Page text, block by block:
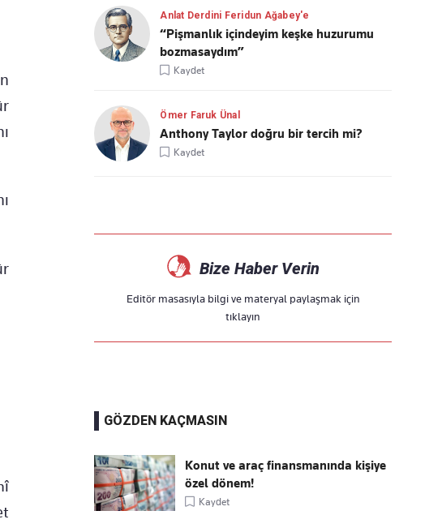
Anlat Derdini Feridun Ağabey'e
“Pişmanlık içindeyim keşke huzurumu
bozmasaydım”
Kaydet
Ömer Faruk Ünal
Anthony Taylor doğru bir tercih mi?
Kaydet
Bize Haber Verin
Editör masasıyla bilgi ve materyal paylaşmak için
tıklayın
GÖZDEN KAÇMASIN
Konut ve araç finansmanında kişiye
özel dönem!
Kaydet